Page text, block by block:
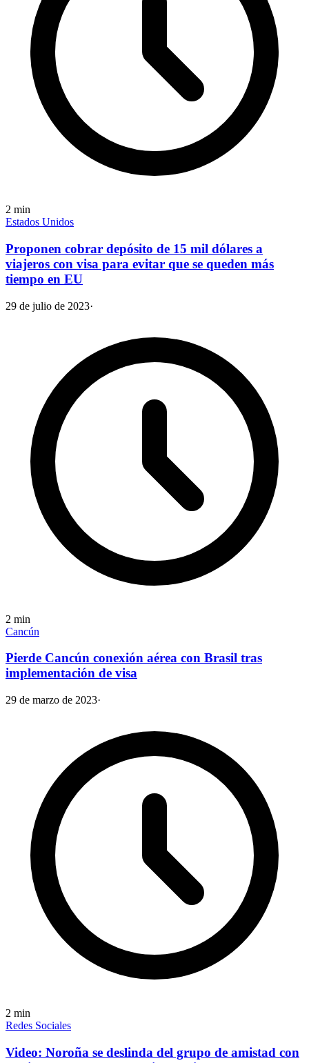
2 min
Estados Unidos
Proponen cobrar depósito de 15 mil dólares a
viajeros con visa para evitar que se queden más
tiempo en EU
29 de julio de 2023·
2 min
Cancún
Pierde Cancún conexión aérea con Brasil tras
implementación de visa
29 de marzo de 2023·
2 min
Redes Sociales
Video: Noroña se deslinda del grupo de amistad con